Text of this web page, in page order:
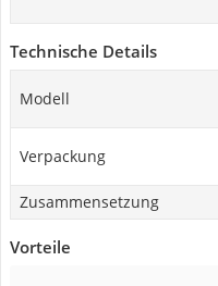
Technische Details
Modell
Verpackung
Zusammensetzung
Vorteile